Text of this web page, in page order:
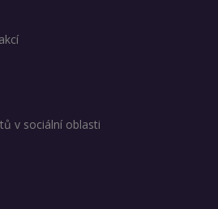
v sociální oblasti